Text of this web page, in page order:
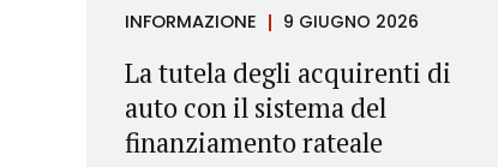
INFORMAZIONE 9 GIUGNO 2026
La tutela degli acquirenti di
auto con il sistema del
finanziamento rateale